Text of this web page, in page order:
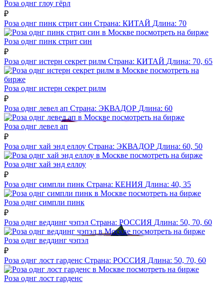
Роза однг глоу гёрл
₽
Роза однг пинк стрит син Страна: КИТАЙ Длина: 70
посмотреть на бирже
Роза однг пинк стрит син
₽
Роза однг истерн секрет рилм Страна: КИТАЙ Длина: 70, 65
посмотреть на
бирже
Роза однг истерн секрет рилм
₽
Роза однг левел ап Страна: ЭКВАДОР Длина: 60
посмотреть на бирже
Роза однг левел ап
₽
Роза однг хай энд еллоу Страна: ЭКВАДОР Длина: 60, 50
посмотреть на бирже
Роза однг хай энд еллоу
₽
Роза однг симпли пинк Страна: КЕНИЯ Длина: 40, 35
посмотреть на бирже
Роза однг симпли пинк
₽
Роза однг веддинг чэпэл Страна: РОССИЯ Длина: 50, 70, 60
посмотреть на бирже
Роза однг веддинг чэпэл
₽
Роза однг лост гарденс Страна: РОССИЯ Длина: 50, 70, 60
посмотреть на бирже
Роза однг лост гарденс